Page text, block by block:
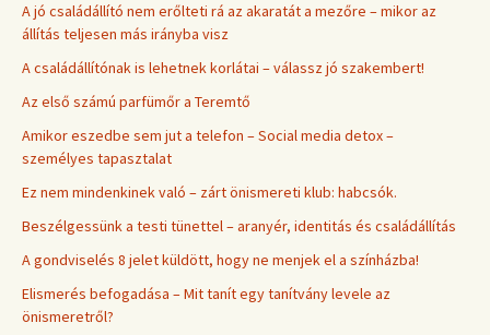
A jó családállító nem erőlteti rá az akaratát a mezőre – mikor az
állítás teljesen más irányba visz
A családállítónak is lehetnek korlátai – válassz jó szakembert!
Az első számú parfümőr a Teremtő
Amikor eszedbe sem jut a telefon – Social media detox –
személyes tapasztalat
Ez nem mindenkinek való – zárt önismereti klub: habcsók.
Beszélgessünk a testi tünettel – aranyér, identitás és családállítás
A gondviselés 8 jelet küldött, hogy ne menjek el a színházba!
Elismerés befogadása – Mit tanít egy tanítvány levele az
önismeretről?